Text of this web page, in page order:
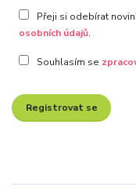
Přeji si odebírat
osobních údajů.
Souhlasím se
Registrovat se